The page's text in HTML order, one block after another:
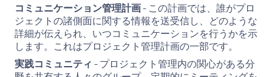
コミュニケーション管理計画- この計画では、誰がプロ
ジェクトの諸側面に関する情報を送受信し、どのような
詳細が伝えられ、いつコミュニケーションを行うかを示
します。これはプロジェクト管理計画の一部です。
実践コミュニティ - プロジェクト管理内の関心がある分